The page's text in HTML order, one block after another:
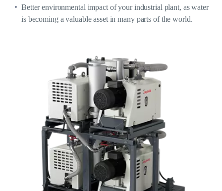
Better environmental impact of your industrial plant, as water
is becoming a valuable asset in many parts of the world.